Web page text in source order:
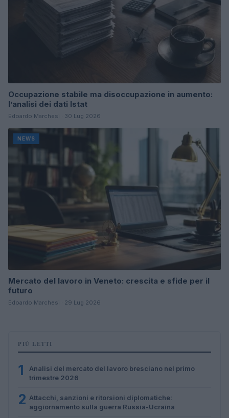
Occupazione stabile ma disoccupazione in aumento:
l’analisi dei dati Istat
Edoardo Marchesi · 30 Lug 2026
NEWS
Mercato del lavoro in Veneto: crescita e sfide per il
futuro
Edoardo Marchesi · 29 Lug 2026
PIÙ LETTI
1
Analisi del mercato del lavoro bresciano nel primo
trimestre 2026
2 Attacchi, sanzioni e ritorsioni diplomatiche:
aggiornamento sulla guerra Russia-Ucraina